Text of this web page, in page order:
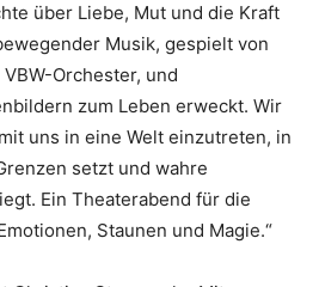
über Liebe, Mut und die Kraft
Musik, gespielt von
Orchester, und
zum Leben erweckt. Wir
uns in eine Welt einzutreten, in
setzt und wahre
Ein Theaterabend für die
Staunen und Magie.“